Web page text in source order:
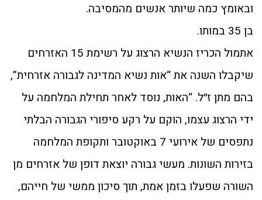
ובאומץ כמה שיותר אנשים מהמסיבה.
בן 35 במותו.
אתמול הכריז הנשיא הרצוג על רשימת 15 האזרחים
שיקבלו השנה את “אות נשיא המדינה לגבורה אזרחית”,
בהם מתן ז״ל. “האות, נוסד לאחר תחילת המלחמה על
ידי הרצוג עצמו, הוקם על רקע סיפורי הגבורה הבלתי
נתפסים של אירועי 7 באוקטובר ותקופת המלחמה
בזירות השונות. מעשי גבורה יוצאת דופן של אזרחים מן
השורה שפעלו בזמן אמת, תוך סיכון ממשי של חייהם,